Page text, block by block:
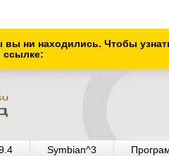
вы ни находились. Чтобы
ссылке:
Symbian^3